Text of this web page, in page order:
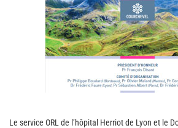
Le service ORL de l’hôpital Herriot de Lyon et le